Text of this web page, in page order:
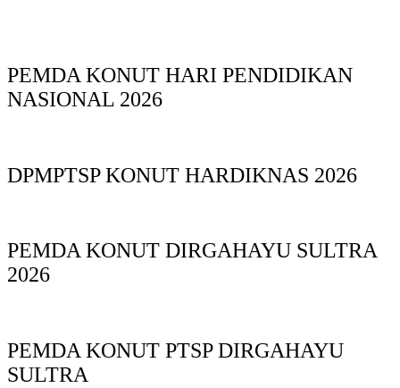
PEMDA KONUT HARI PENDIDIKAN
NASIONAL 2026
DPMPTSP KONUT HARDIKNAS 2026
PEMDA KONUT DIRGAHAYU SULTRA
2026
PEMDA KONUT PTSP DIRGAHAYU
SULTRA